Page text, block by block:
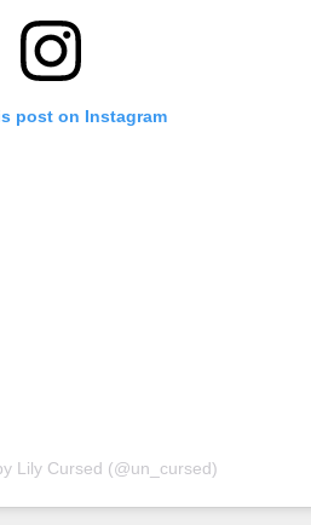
post on Instagram
Lily Cursed (@un_cursed)